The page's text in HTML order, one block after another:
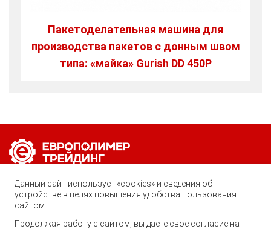
Пакетоделательная машина для
производства пакетов с донным швом
типа: «майка» Gurish DD 450P
Позвоните нам по любому вопросу:
8 (800) 222-40-61
Ростов-на-Дону, ул. Вавилова, 59
Данный сайт использует «cookies» и сведения об
устройстве в целях повышения удобства пользования
сайтом.
Продолжая работу с сайтом, вы даете свое согласие на